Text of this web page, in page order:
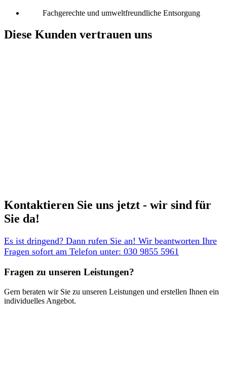
Fachgerechte und umweltfreundliche Entsorgung
Diese Kunden vertrauen uns
Kontaktieren Sie uns jetzt - wir sind für
Sie da! ​
Es ist dringend? Dann rufen Sie an! Wir beantworten Ihre
Fragen sofort am Telefon unter: 030 9855 5961
Fragen zu unseren Leistungen?​
Gern beraten wir Sie zu unseren Leistungen und erstellen Ihnen ein
individuelles Angebot.